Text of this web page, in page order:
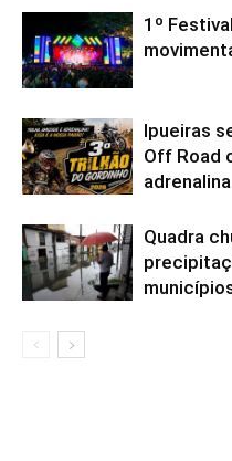
1º
Ipueiras
Off Road
adrenalina
Quadra